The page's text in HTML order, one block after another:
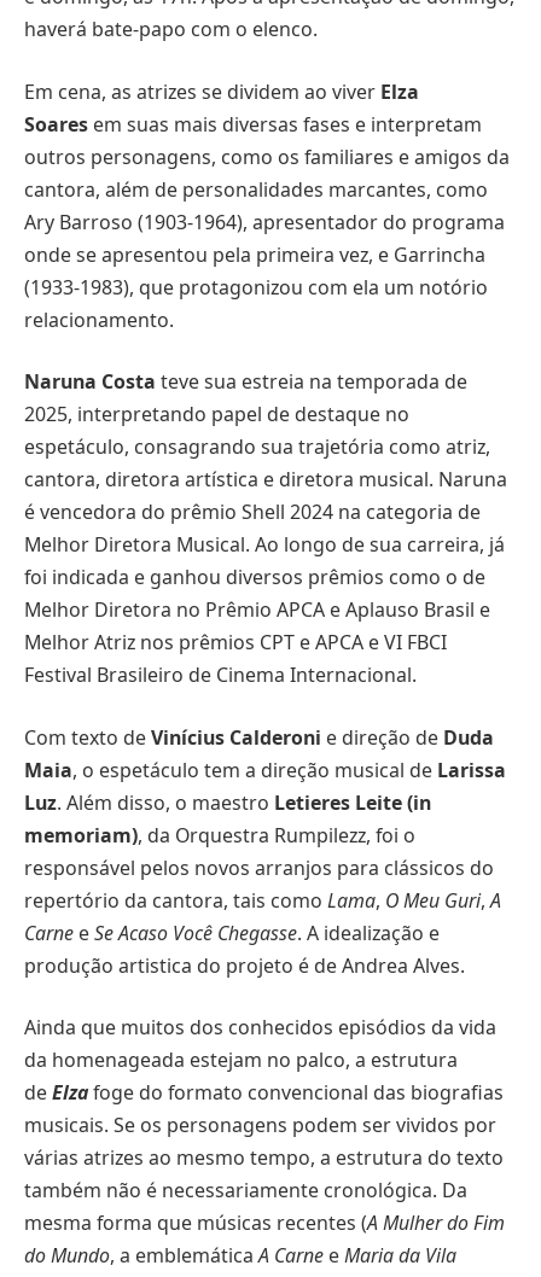
haverá bate-papo com o elenco.
Em cena, as atrizes se dividem ao viver Elza
Soares em suas mais diversas fases e interpretam
outros personagens, como os familiares e amigos da
cantora, além de personalidades marcantes, como
Ary Barroso (1903-1964), apresentador do programa
onde se apresentou pela primeira vez, e Garrincha
(1933-1983), que protagonizou com ela um notório
relacionamento.
Naruna Costa teve sua estreia na temporada de
2025, interpretando papel de destaque no
espetáculo, consagrando sua trajetória como atriz,
cantora, diretora artística e diretora musical. Naruna
é vencedora do prêmio Shell 2024 na categoria de
Melhor Diretora Musical. Ao longo de sua carreira, já
foi indicada e ganhou diversos prêmios como o de
Melhor Diretora no Prêmio APCA e Aplauso Brasil e
Melhor Atriz nos prêmios CPT e APCA e VI FBCI
Festival Brasileiro de Cinema Internacional.
Com texto deVinícius Calderoni e direção de Duda
Maia, o espetáculo tem a direção musical de Larissa
Luz. Além disso, o maestro Letieres Leite (in
memoriam), da Orquestra Rumpilezz, foi o
responsável pelos novos arranjos para clássicos do
repertório da cantora, tais como Lama, O Meu Guri,A
Carne eSe Acaso Você Chegasse. A idealização e
produção artistica do projeto é de Andrea Alves.
Ainda que muitos dos conhecidos episódios da vida
da homenageada estejam no palco, a estrutura
deElzafoge do formato convencional das biografias
musicais. Se os personagens podem ser vividos por
várias atrizes ao mesmo tempo, a estrutura do texto
também não é necessariamente cronológica. Da
mesma forma que músicas recentes (A Mulher do Fim
do Mundo, a emblemáticaA Carne eMaria da Vila